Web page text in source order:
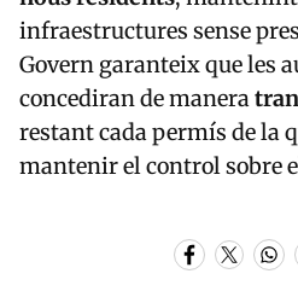
infraestructures sense
Govern garanteix que les
concediran de manera
restant cada permís de la
mantenir el control sobre